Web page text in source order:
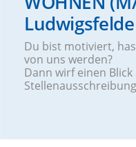
Du bist motiviert,
von uns werden?
Dann wirf einen